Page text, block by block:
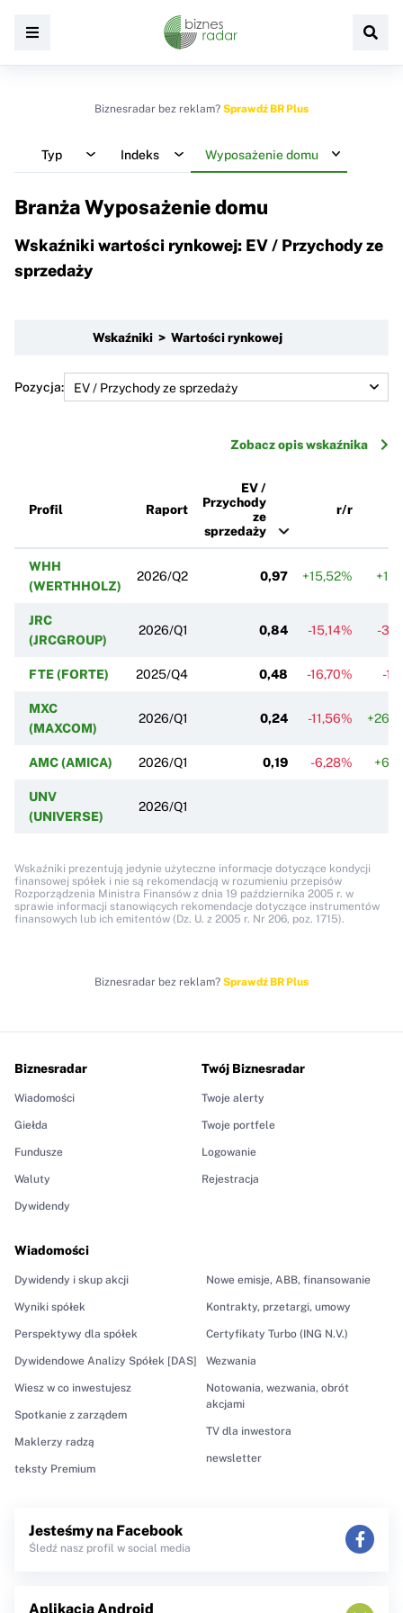
Biznesradar bez reklam? Sprawdź BR Plus
Typ Indeks Wyposażenie domu
Branża Wyposażenie domu
Wskaźniki wartości rynkowej: EV / Przychody ze
sprzedaży
Wskaźniki > Wartości rynkowej
Pozycja:
Zobacz opis wskaźnika
Profil Raport
EV /
Przychody
ze
sprzedaży
r/r
WHH
(WERTHHOLZ)
2026/Q2 0,97 +15,52%
JRC
(JRCGROUP)
2026/Q1 0,84 -15,14% -
FTE (FORTE) 2025/Q4 0,48 -16,70% -
MXC
(MAXCOM)
2026/Q1 0,24 -11,56%
AMC (AMICA) 2026/Q1 0,19 -6,28%
UNV
(UNIVERSE)
2026/Q1
Wskaźniki prezentują jedynie użyteczne informacje dotyczące kondycji
finansowej spółek i nie są rekomendacją w rozumieniu przepisów
Rozporządzenia Ministra Finansów z dnia 19 października 2005 r. w
sprawie informacji stanowiących rekomendacje dotyczące instrumentów
finansowych lub ich emitentów (Dz. U. z 2005 r. Nr 206, poz. 1715).
Biznesradar bez reklam? Sprawdź BR Plus
Biznesradar
Wiadomości
Giełda
Fundusze
Waluty
Dywidendy
Wiadomości
Dywidendy i skup akcji
Wyniki spółek
Perspektywy dla spółek
Dywidendowe Analizy Spółek [DAS]
Wiesz w co inwestujesz
Spotkanie z zarządem
Maklerzy radzą
teksty Premium
Nowe emisje, ABB, finansowanie
Kontrakty, przetargi, umowy
Certyfikaty Turbo (ING N.V.)
Wezwania
Notowania, wezwania, obrót
akcjami
TV dla inwestora
newsletter
Twój Biznesradar
Twoje alerty
Twoje portfele
Logowanie
Rejestracja
Jesteśmy na Facebook
Śledź nasz profil w social media
Aplikacja Android